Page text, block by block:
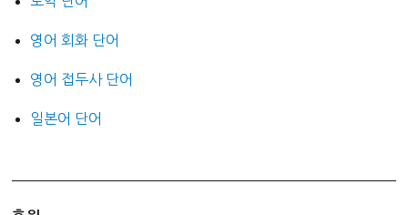
영어 회화 단어
영어 접두사 단어
일본어 단어